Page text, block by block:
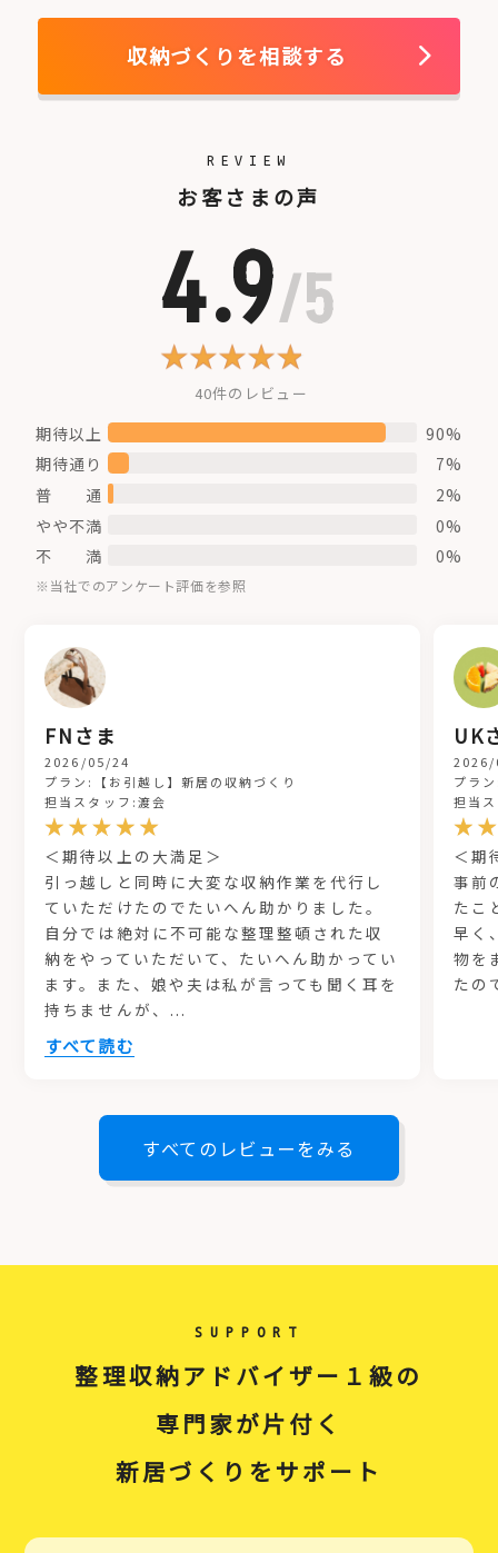
収納づくりを相談する
REVIEW
お客さまの声
4.9/5
40件のレビュー
期待以上
90%
期待通り
7%
普 通
2%
やや不満
0%
不 満
0%
※当社でのアンケート評価を参照
FNさま
2026/05/24
プラン:【お引越し】新居の収納づくり
担当スタッフ:渡会
＜期待以上の大満足＞
引っ越しと同時に大変な収納作業を代行し
ていただけたのでたいへん助かりました。
自分では絶対に不可能な整理整頓された収
納をやっていただいて、たいへん助かってい
ます。また、娘や夫は私が言っても聞く耳を
持ちませんが、 ...
すべて読む
UK
プラ
担当
＜期
事前
たこ
早く
物を
たの
すべてのレビューをみる
SUPPORT
整理収納アドバイザー１級の
専門家が片付く
新居づくりをサポート